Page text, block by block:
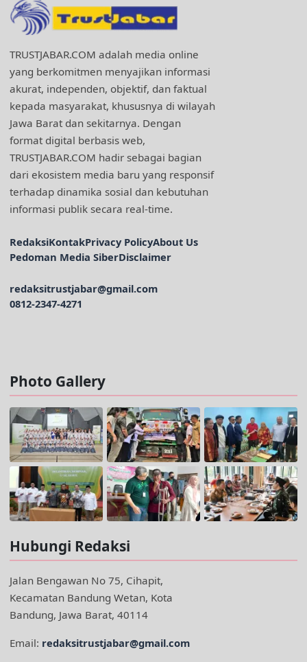
TRUSTJABAR.COM adalah media online
yang berkomitmen menyajikan informasi
akurat, independen, objektif, dan faktual
kepada masyarakat, khususnya di wilayah
Jawa Barat dan sekitarnya. Dengan
format digital berbasis web,
TRUSTJABAR.COM hadir sebagai bagian
dari ekosistem media baru yang responsif
terhadap dinamika sosial dan kebutuhan
informasi publik secara real-time.
RedaksiKontakPrivacy PolicyAbout Us
Pedoman Media SiberDisclaimer
redaksitrustjabar@gmail.com
0812-2347-4271
Photo Gallery
Hubungi Redaksi
Jalan Bengawan No 75, Cihapit,
Kecamatan Bandung Wetan, Kota
Bandung, Jawa Barat, 40114
Email: redaksitrustjabar@gmail.com